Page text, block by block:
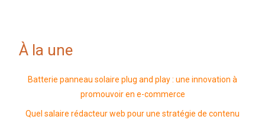
À la une
Batterie panneau solaire plug and play : une innovation à
promouvoir en e-commerce
Quel salaire rédacteur web pour une stratégie de contenu